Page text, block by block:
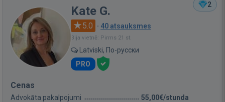
2
Kate G.
5.0 · 40 atsauksmes
Bija vietnē: Pirms 21 st.
Latviski, По-русски
PRO
Cenas
Advokāta pakalpojumi 55,00€/stunda